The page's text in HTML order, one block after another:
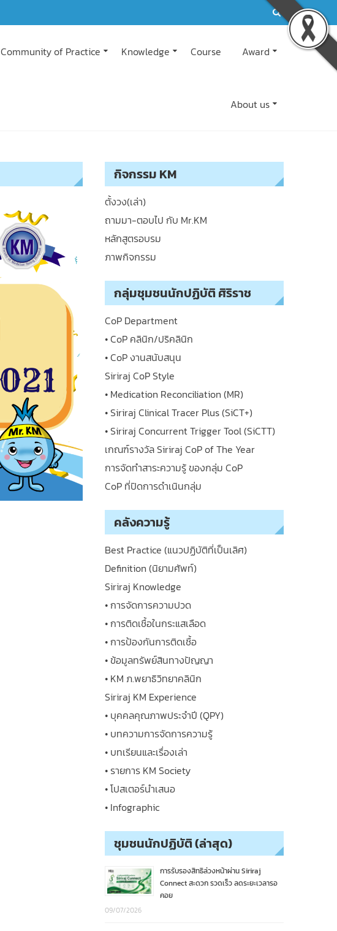
Community of Practice Knowledge Course Award
About us
กิจกรรม KM
ตั้งวง(เล่า)
ถามมา-ตอบไป กับ Mr.KM
หลักสูตรอบรม
ภาพกิจกรรม
กลุ่มชุมชนนักปฏิบัติ ศิริราช
CoP Department
• CoP คลินิก/ปริคลินิก
• CoP งานสนับสนุน
Siriraj CoP Style
• Medication Reconciliation (MR)
• Siriraj Clinical Tracer Plus (SiCT+)
• Siriraj Concurrent Trigger Tool (SiCTT)
เกณฑ์รางวัล Siriraj CoP of The Year
การจัดทำสาระความรู้ ของกลุ่ม CoP
CoP ที่ปิดการดำเนินกลุ่ม
คลังความรู้
Best Practice (แนวปฏิบัติที่เป็นเลิศ)
Definition (นิยามศัพท์)
Siriraj Knowledge
• การจัดการความปวด
• การติดเชื้อในกระแสเลือด
• การป้องกันการติดเชื้อ
• ข้อมูลทรัพย์สินทางปัญญา
• KM ภ.พยาธิวิทยาคลินิก
Siriraj KM Experience
• บุคคลคุณภาพประจำปี (QPY)
• บทความการจัดการความรู้
• บทเรียนและเรื่องเล่า
• รายการ KM Society
• โปสเตอร์นำเสนอ
• Infographic
ชุมชนนักปฏิบัติ (ล่าสุด)
การรับรองสิทธิล่วงหน้าผ่าน Siriraj
Connect สะดวก รวดเร็ว ลดระยะเวลารอ
คอย
09/07/2026